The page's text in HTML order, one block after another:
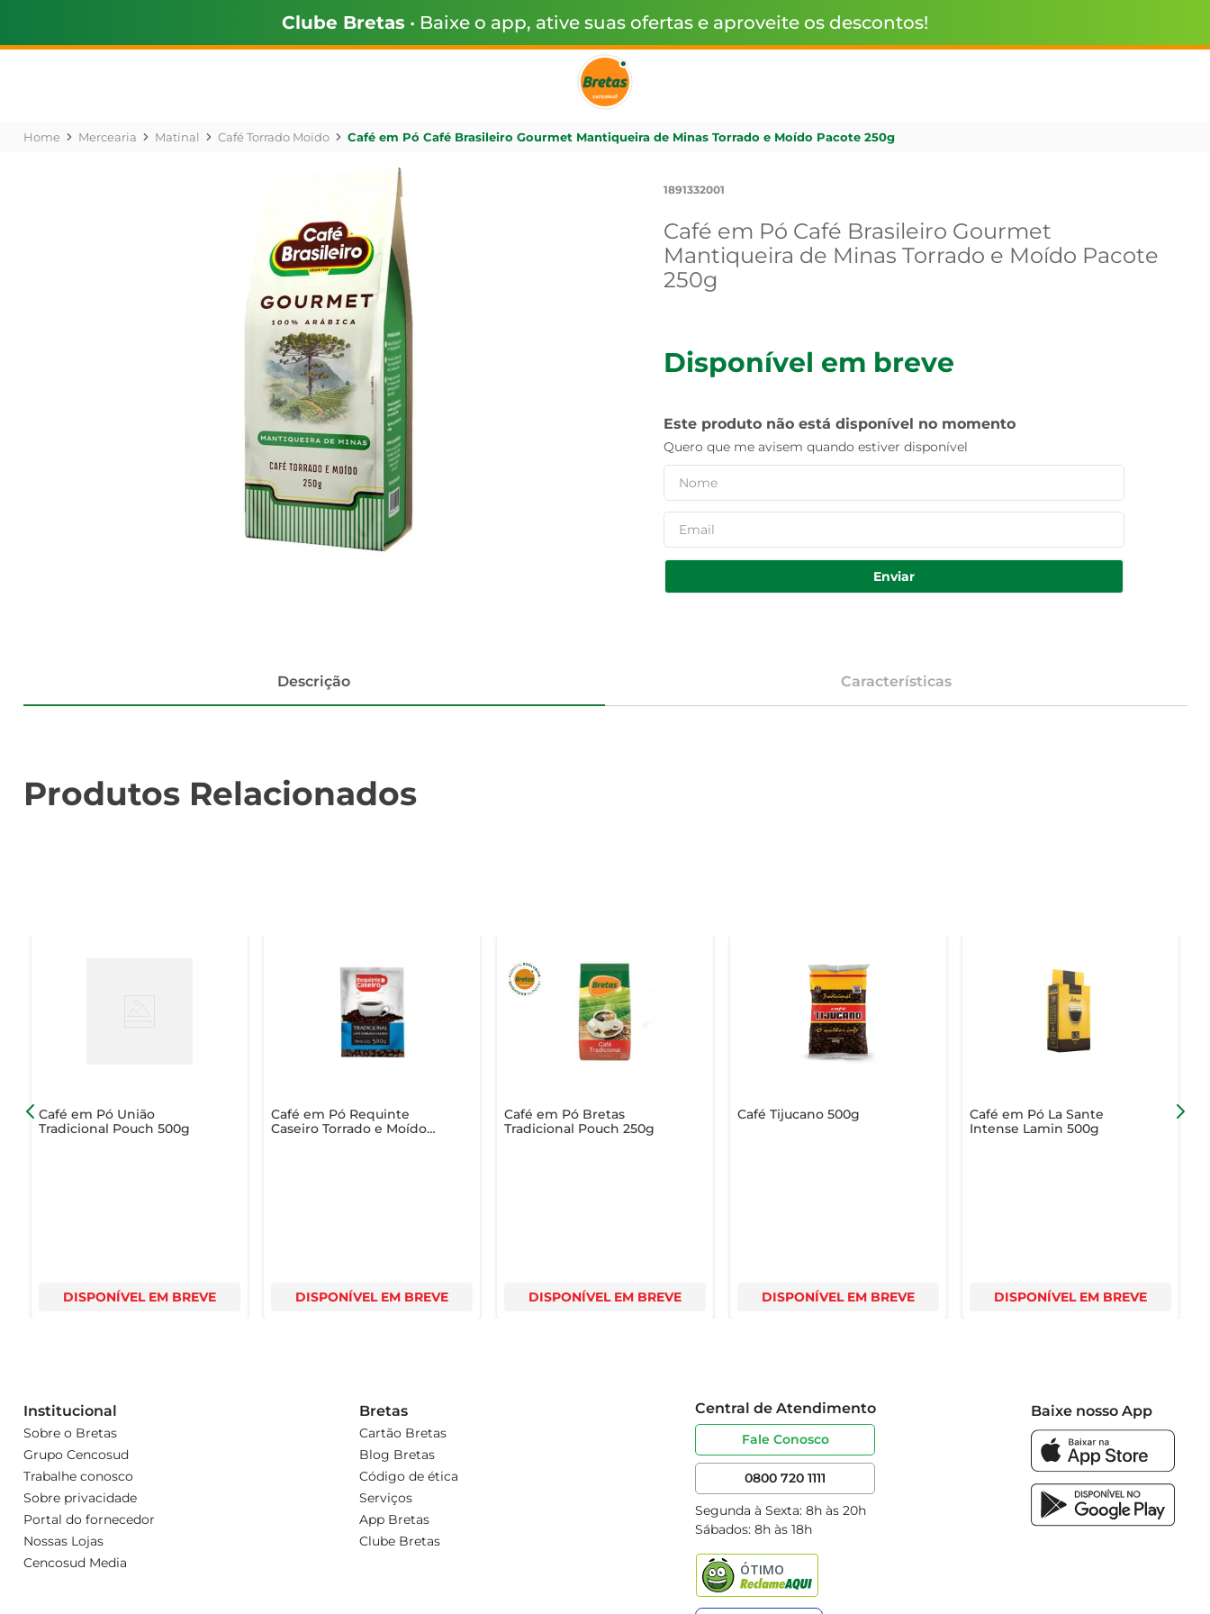
Clube Bretas • Baixe o app, ative suas ofertas e aproveite os descontos!
Mercearia Matinal Café Torrado Moido Café em Pó Café Brasileiro Gourmet Mantiqueira de Minas Torrado e Moído Pacote 250g
1891332001
Café em Pó Café Brasileiro Gourmet
Mantiqueira de Minas Torrado e Moído Pacote
250g
Disponível em breve
Este produto não está disponível no momento
Quero que me avisem quando estiver disponível
Enviar
Descrição Características
Produtos Relacionados
Café em Pó União
Tradicional Pouch 500g
DISPONÍVEL EM BREVE
Café em Pó Requinte
Caseiro Torrado e Moído
DISPONÍVEL EM BREVE
Café em Pó Bretas
Tradicional Pouch 250g
DISPONÍVEL EM BREVE
Café Tijucano 500g
DISPONÍVEL EM BREVE
Café em Pó La Sante
Intense Lamin 500g
DISPONÍVEL EM BREVE
Institucional
Sobre o Bretas
Grupo Cencosud
Trabalhe conosco
Sobre privacidade
Portal do fornecedor
Nossas Lojas
Cencosud Media
Bretas
Cartão Bretas
Blog Bretas
Código de ética
Serviços
App Bretas
Clube Bretas
Central de Atendimento
Fale Conosco
0800 720 1111
Segunda à Sexta: 8h às 20h
Sábados: 8h às 18h
Baixe nosso App